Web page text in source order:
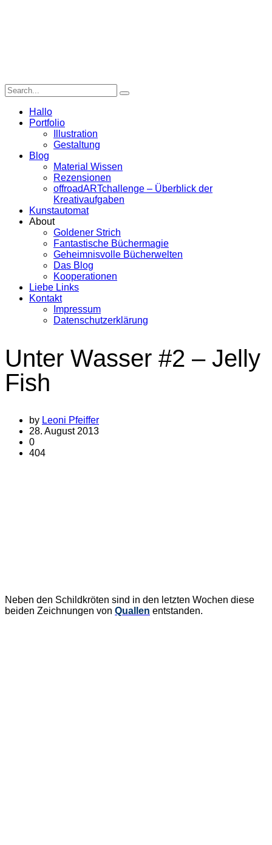
Hallo
Portfolio
Illustration
Gestaltung
Blog
Material Wissen
Rezensionen
offroadARTchallenge – Überblick der
Kreativaufgaben
Kunstautomat
About
Goldener Strich
Fantastische Büchermagie
Geheimnisvolle Bücherwelten
Das Blog
Kooperationen
Liebe Links
Kontakt
Impressum
Datenschutzerklärung
Unter Wasser #2 – Jelly
Fish
by Leoni Pfeiffer
28. August 2013
0
404
Neben den Schildkröten sind in den letzten Wochen diese
beiden Zeichnungen von Quallen entstanden.